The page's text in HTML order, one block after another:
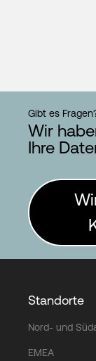
Gibt es
Wir
Ihre
Standorte
Nord- und
EMEA